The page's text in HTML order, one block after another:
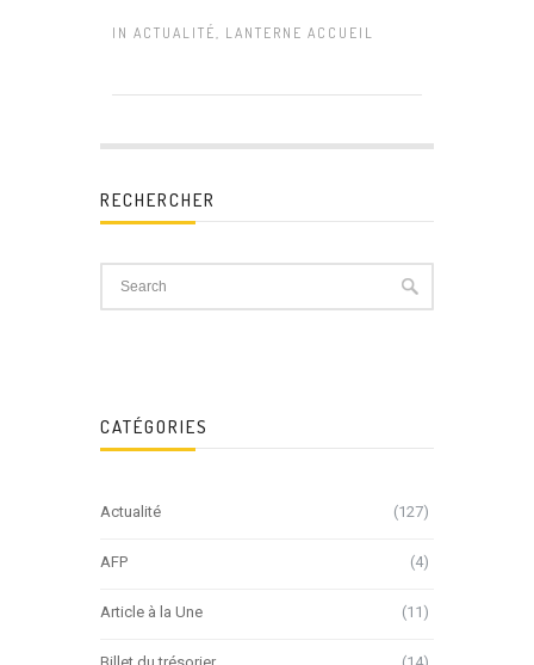
IN ACTUALITÉ, LANTERNE ACCUEIL
RECHERCHER
CATÉGORIES
Actualité (127)
AFP (4)
Article à la Une (11)